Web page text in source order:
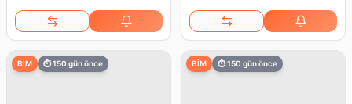
BİM ⏱150 gün önce BİM ⏱150 gün önce